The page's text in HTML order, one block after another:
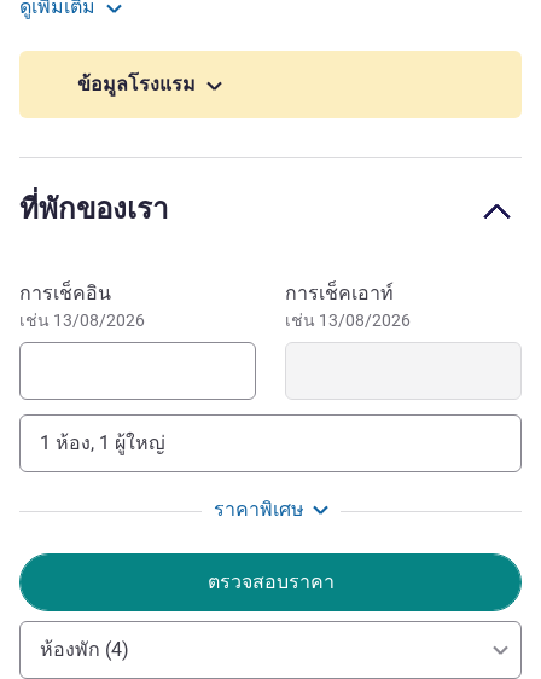
and enjoyment. Parking is also available. Small dogs with
up-to-date vaccination cards welcome for an additional
meeting rooms, business center, restaurant, 24-hour bar,
and easy access to the city center and business hubs of
the Pernambuco hinterlands. Explore Pernambuco from
bar, and easy access to cultural attractions of the Xaxado
capital.
homeland of Lampião. Modern rooms, WiFi, breakfast, bar,
car parking and pet-friendly. The best of the xaxado capital
mixed with ibis quality!
Ibis Serra Talhada for comfort, convenience and a
strategic location in Pernambuco hinterland, for business
or leisure. Welcoming staff, regional breakfast, and the
cultural attractions of the Xaxado.
Mrs. Ana Paula VIEIRA ฝ่ายบริหารโรงแรม
ดูเพิ่มเติม
ข้อมูลโรงแรม
ที่พักของเรา
จองโรงแรมนี้
การเช็คอิน
เช่น 13/08/2026
การเช็คเอาท์
เช่น 13/08/2026
1 ห้อง, 1 ผู้ใหญ่
ราคาพิเศษ
ตรวจสอบราคา
ห้องพัก (4)